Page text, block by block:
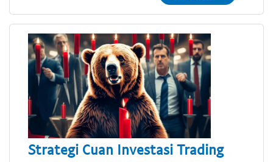
Strategi Cuan Investasi Trading